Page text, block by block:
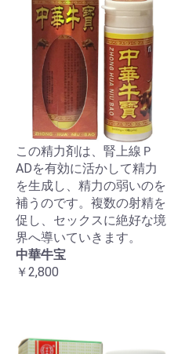
この精力剤は、腎上線Ｐ
ADを有効に活かして精力
を生成し、精力の弱いのを
補うのです。複数の射精を
促し、セックスに絶好な境
界へ導いていきます。
中華牛宝
￥2,800